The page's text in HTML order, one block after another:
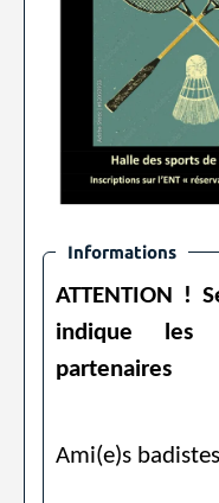
Informations
ATTENTION !
indique les
partenaires
Ami(e)s